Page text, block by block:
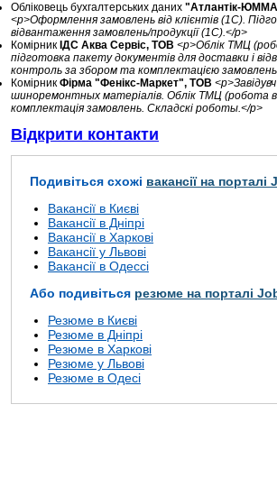
Обліковець бухгалтерських даних "Атлантік-
<p>Оформлення замовлень від клієнтів (1С).
відвантаження замовлень/продукції (1С).</p>
Комірник ІДС Аква Сервіс, ТОВ <p>Облік ТМЦ
підготовка пакету документів для доставки і
контроль за збором та комплектацією
Комірник Фірма "Фенікс-Маркет", ТОВ
шиноремонтных матеріалів. Облік ТМЦ (робота
комплектація замовлень. Складскі роботы.</p>
Відкрити контакти
Подивіться схожі вакансії на порталі
Вакансії в Києві
Вакансії в Дніпрі
Вакансії в Харкові
Вакансії у Львові
Вакансії в Одессі
Або подивіться резюме на порталі
Резюме в Києві
Резюме в Дніпрі
Резюме в Харкові
Резюме у Львові
Резюме в Одесі